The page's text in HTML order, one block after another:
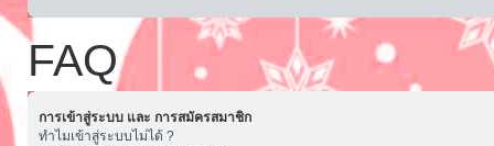
FAQ
การเข้าสู่ระบบ และ การสมัครสมาชิก
ทำไมเข้าสู่ระบบไม่ได้ ?